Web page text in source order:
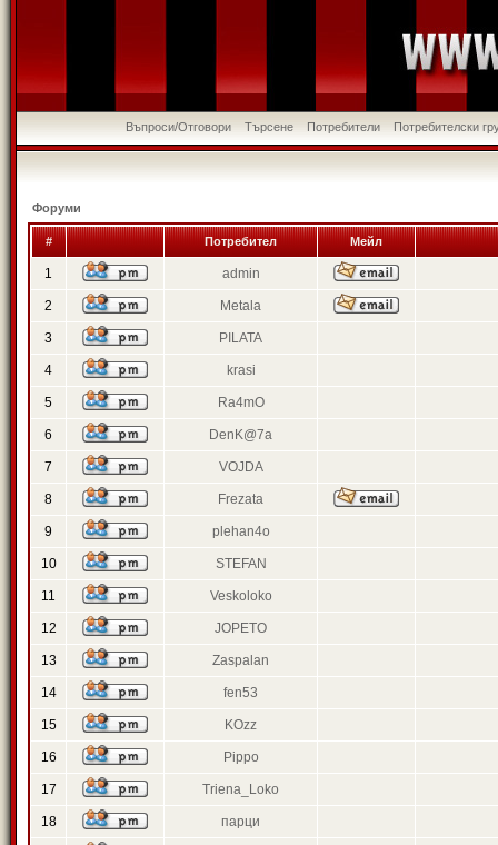
Въпроси/Отговори Търсене Потребители Потребителски
Форуми
# Потребител Мейл
1 admin
2 Metala
3 PILATA
4 krasi
5 Ra4mO
6 DenK@7a
7 VOJDA
8 Frezata
9 plehan4o
10 STEFAN
11 Veskoloko
12 JOPETO
13 Zaspalan
14 fen53
15 KOzz
16 Pippo
17 Triena_Loko
18 парци